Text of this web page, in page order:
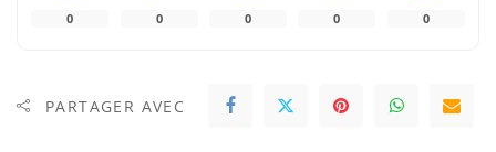
0 0 0 0 0
PARTAGER AVEC